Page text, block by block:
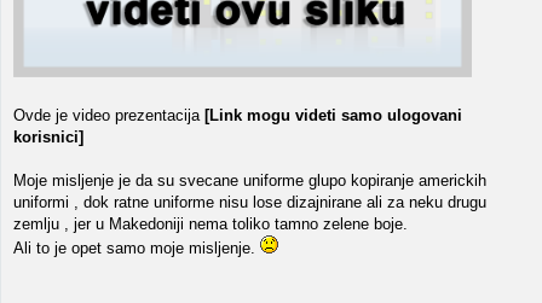
Ovde je video prezentacija [Link mogu videti samo ulogovani
korisnici]
Moje misljenje je da su svecane uniforme glupo kopiranje americkih
uniformi , dok ratne uniforme nisu lose dizajnirane ali za neku drugu
zemlju , jer u Makedoniji nema toliko tamno zelene boje.
Ali to je opet samo moje misljenje.